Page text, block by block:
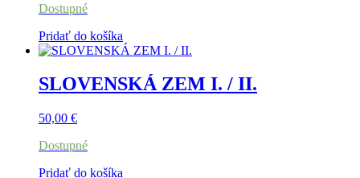
Dostupné
Pridať do košíka
SLOVENSKÁ ZEM I. / II.
50,00 €
Dostupné
Pridať do košíka